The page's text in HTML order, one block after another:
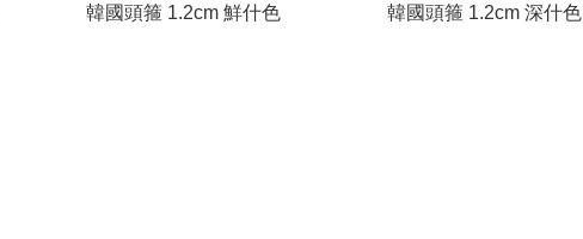
韓國頭箍 1.2cm 鮮什色 韓國頭箍 1.2cm 深什色